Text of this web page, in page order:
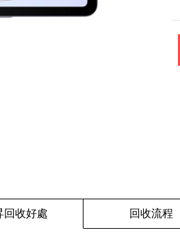
回收好處 回收流程